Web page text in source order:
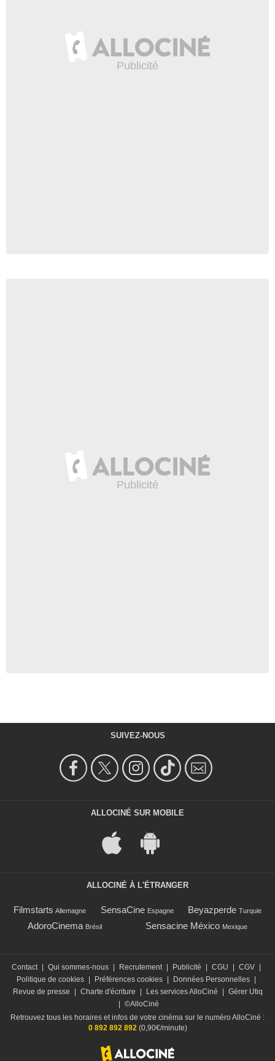
SUIVEZ-NOUS
ALLOCINÉ SUR MOBILE
ALLOCINÉ À L'ÉTRANGER
Filmstarts Allemagne SensaCine Espagne Beyazperde Turquie
AdoroCinema Brésil Sensacine México Mexique
Contact | Qui sommes-nous | Recrutement | Publicité | CGU | CGV |
Politique de cookies | Préférences cookies | Données Personnelles |
Revue de presse
| Charte d'écriture | Les services AlloCiné | Gérer Utiq
| ©AlloCiné
Retrouvez tous les horaires et infos de votre cinéma sur le numéro AlloCiné :
0 892 892 892 (0,90€/minute)